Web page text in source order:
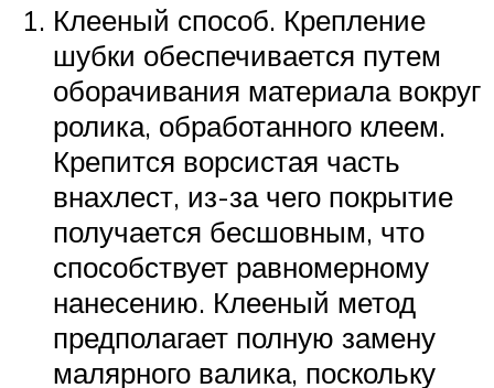
Клееный способ. Крепление
шубки обеспечивается путем
оборачивания материала вокруг
ролика, обработанного клеем.
Крепится ворсистая часть
внахлест, из-за чего покрытие
получается бесшовным, что
способствует равномерному
нанесению. Клееный метод
предполагает полную замену
малярного валика, поскольку